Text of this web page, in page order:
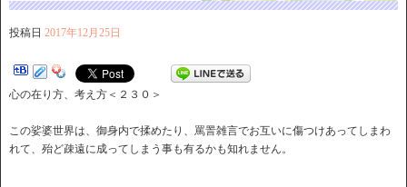
投稿日 2017年12月25日
心の在り方、考え方＜２３０＞
この娑婆世界は、御身内で揉めたり、罵詈雑言でお互いに傷つけあってしまわ
れて、殆ど疎遠に成ってしまう事も有るかも知れません。